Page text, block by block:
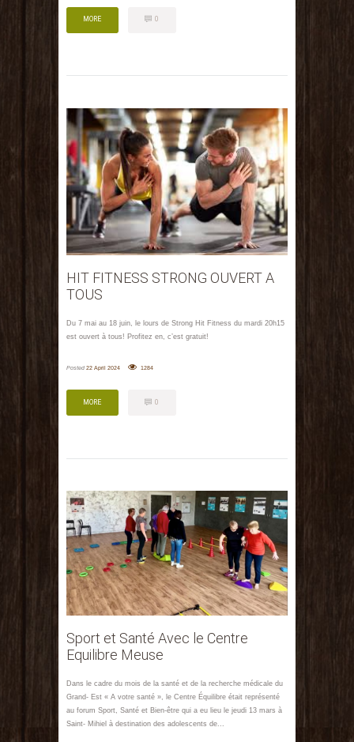
MORE 0
HIT FITNESS STRONG OUVERT A
TOUS
Du 7 mai au 18 juin, le lours de Strong Hit Fitness du mardi 20h15
est ouvert à tous! Profitez en, c’est gratuit!
Posted 22 April 2024 1284
MORE 0
Sport et Santé Avec le Centre
Equilibre Meuse
Dans le cadre du mois de la santé et de la recherche médicale du
Grand- Est « A votre santé », le Centre Équilibre était représenté
au forum Sport, Santé et Bien-être qui a eu lieu le jeudi 13 mars à
Saint- Mihiel à destination des adolescents de...